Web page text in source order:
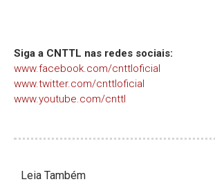
Siga a CNTTL nas redes sociais:
www.facebook.com/cnttloficial
www.twitter.com/cnttloficial
www.youtube.com/cnttl
Leia Também